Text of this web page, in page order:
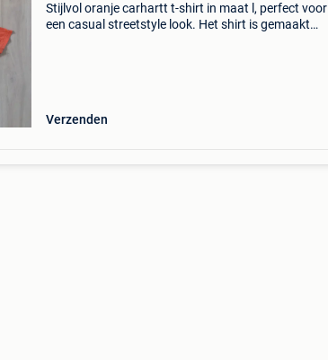
Stijlvol oranje carhartt t-shirt in maat l, perfect voor
een casual streetstyle look. Het shirt is gemaakt
Verzenden